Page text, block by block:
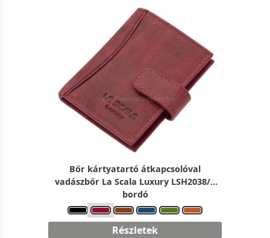
Bőr kártyatartó átkapcsolóval
vadászbőr La Scala Luxury LSH2038/T
bordó
Részletek